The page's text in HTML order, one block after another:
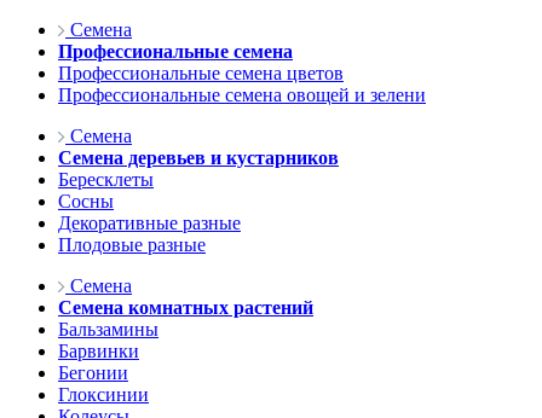
Семена
Профессиональные семена
Профессиональные семена цветов
Профессиональные семена овощей и зелени
Семена
Семена деревьев и кустарников
Бересклеты
Сосны
Декоративные разные
Плодовые разные
Семена
Семена комнатных растений
Бальзамины
Барвинки
Бегонии
Глоксинии